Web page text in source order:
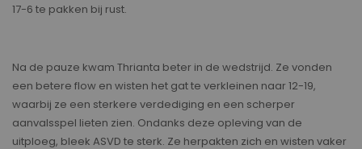
17-6 te pakken bij rust.
Na de pauze kwam Thrianta beter in de wedstrijd. Ze vonden
een betere flow en wisten het gat te verkleinen naar 12-19,
waarbij ze een sterkere verdediging en een scherper
aanvalsspel lieten zien. Ondanks deze opleving van de
uitploeg, bleek ASVD te sterk. Ze herpakten zich en wisten vaker